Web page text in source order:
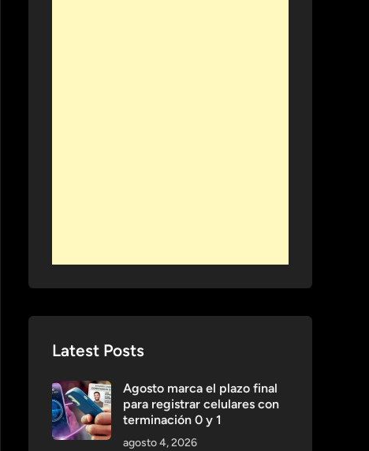
Latest Posts
Agosto marca el plazo final
para registrar celulares con
terminación 0 y 1
agosto 4, 2026